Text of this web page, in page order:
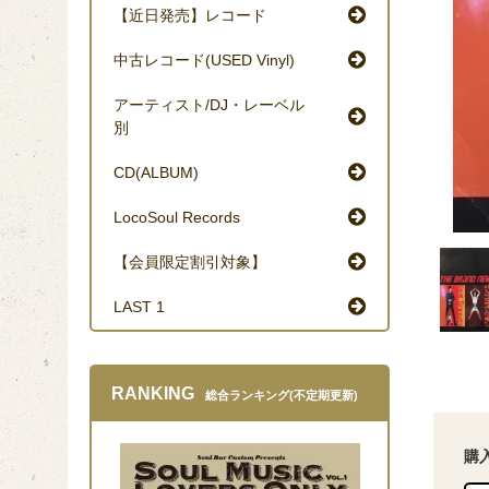
購
【近日発売】レコード
中古レコード(USED Vinyl)
アーティスト/DJ・レーベル
別
CD(ALBUM)
LocoSoul Records
【会員限定割引対象】
LAST 1
RANKING 総合ランキング(不定期更新)